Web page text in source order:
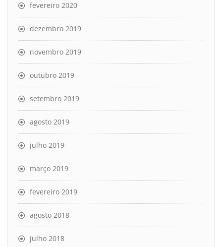
fevereiro 2020
dezembro 2019
novembro 2019
outubro 2019
setembro 2019
agosto 2019
julho 2019
março 2019
fevereiro 2019
agosto 2018
julho 2018